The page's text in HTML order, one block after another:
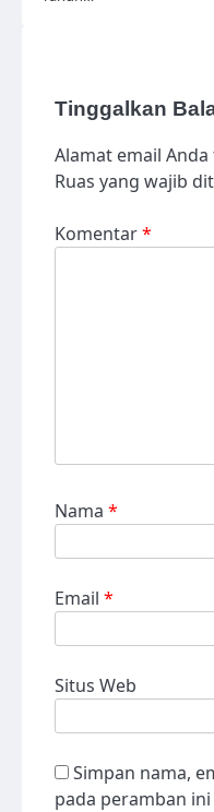
Tinggalkan
Alamat email
Ruas yang wajib
Komentar*
Nama *
Email *
Situs Web
Simpan nama,
pada peramban